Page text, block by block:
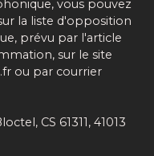
vous pouvez
la liste d'opposition
prévu par l'article
sur le site
ou par courrier
CS 61311, 41013